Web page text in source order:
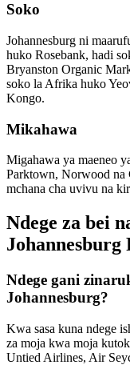
Soko
Johannesburg ni
huko Rosebank, hadi
Bryanston Organic
soko la Afrika huko
Kongo.
Mikahawa
Migahawa ya maeneo
Parktown, Norwood na
mchana cha uvivu na
Ndege za bei
Johannesburg
Ndege gani
Johannesburg?
Kwa sasa kuna ndege
za moja kwa moja
Untied Airlines, Air